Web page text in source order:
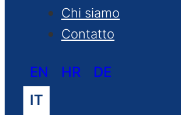
Chi siamo
Contatto
EN HR
DE
IT